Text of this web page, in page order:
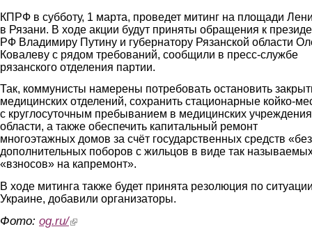
КПРФ в субботу, 1 марта, проведет митинг на площади
в Рязани. В ходе акции будут приняты обращения к
РФ Владимиру Путину и губернатору Рязанской области
Ковалеву с рядом требований, сообщили в пресс-службе
рязанского отделения партии.
Так, коммунисты намерены потребовать остановить
медицинских отделений, сохранить стационарные койко-
с круглосуточным пребыванием в медицинских
области, а также обеспечить капитальный ремонт
многоэтажных домов за счёт государственных средств «без
дополнительных поборов с жильцов в виде так
«взносов» на капремонт».
В ходе митинга также будет принята резолюция по
Украине, добавили организаторы.
Фото: og.ru/(link is external)